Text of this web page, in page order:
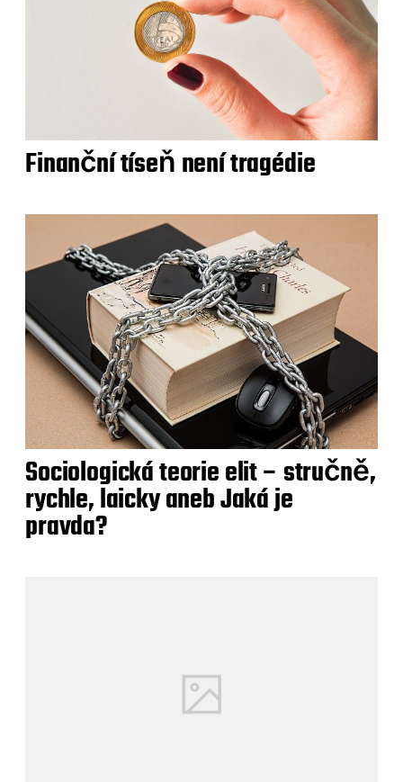
Finanční tíseň není tragédie
Sociologická teorie elit – stručně,
rychle, laicky aneb Jaká je
pravda?